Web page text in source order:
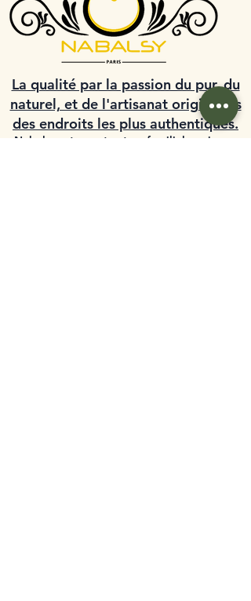
La qualité par la passion du pur, du
naturel, et de l'artisanat originaires
des endroits les plus authentiques.
Nabalsy est une structure familiale qui vous